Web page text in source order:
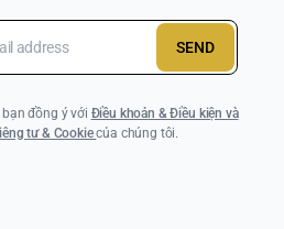
SEND
bạn đồng ý với Điều khoản & Điều kiện và
tư & Cookiecủa chúng tôi.